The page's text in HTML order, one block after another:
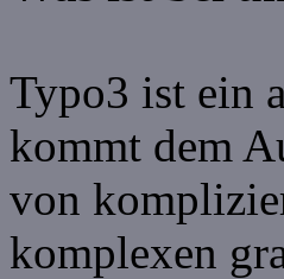
Typo3 ist ein
kommt dem
von
komplexen